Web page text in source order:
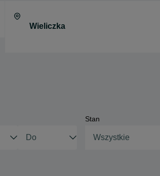
Stan
Wszystkie